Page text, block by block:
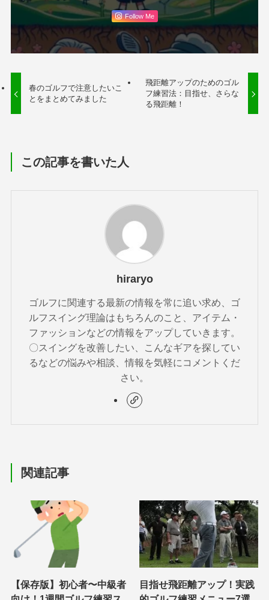
Follow Me
春のゴルフで注意したいこ
とをまとめてみました
飛距離アップのためのゴル
フ練習法：目指せ、さらな
る飛距離！
この記事を書いた人
hiraryo
ゴルフに関連する最新の情報を常に追い求め、ゴ
ルフスイング理論はもちろんのこと、アイテム・
ファッションなどの情報をアップしていきます。
〇スイングを改善したい、こんなギアを探してい
るなどの悩みや相談、情報を気軽にコメントくだ
さい。
関連記事
【保存版】初心者〜中級者
目指せ飛距離アップ！実践